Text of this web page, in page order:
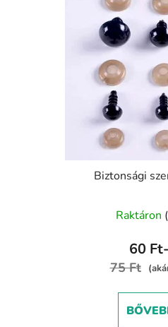
Biztonsági
Raktáron
60
75 Ft